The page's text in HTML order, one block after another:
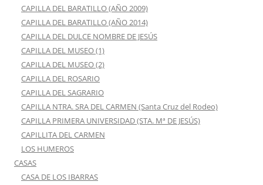
CAPILLA DEL BARATILLO (AÑO 2009)
CAPILLA DEL BARATILLO (AÑO 2014)
CAPILLA DEL DULCE NOMBRE DE JESÚS
CAPILLA DEL MUSEO (1)
CAPILLA DEL MUSEO (2)
CAPILLA DEL ROSARIO
CAPILLA DEL SAGRARIO
CAPILLA NTRA. SRA DEL CARMEN (Santa Cruz del Rodeo)
CAPILLA PRIMERA UNIVERSIDAD (STA. Mª DE JESÚS)
CAPILLITA DEL CARMEN
LOS HUMEROS
CASAS
CASA DE LOS IBARRAS